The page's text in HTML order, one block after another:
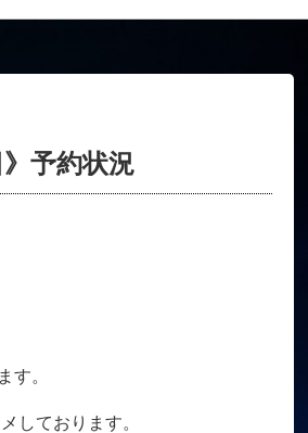
よくある質問
予約状況
す。
しております。